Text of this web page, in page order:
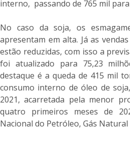
interno, passando de 765 mil
No caso da soja, os
apresentam em alta. Já as
estão reduzidas, com isso a
foi atualizado para 75,23
destaque é a queda de 415 mil
consumo interno de óleo de
2021, acarretada pela menor
quatro primeiros meses de
Nacional do Petróleo, Gás